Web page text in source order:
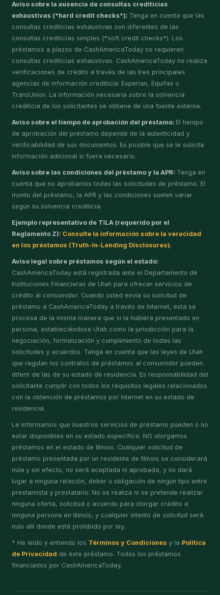
Aviso sobre la ausencia de consultas crediticias
exhaustivas (*hard credit checks*): Tenga en cuenta que las
consultas crediticias exhaustivas son diferentes de las
consultas crediticias simples (*soft credit checks*). Los
préstamos a plazos de CashAmericaToday no requieren
consultas crediticias exhaustivas. CashAmericaToday no realiza
verificaciones de crédito a través de las tres principales
agencias de información crediticia: Experian, Equifax o
TransUnion. La información necesaria sobre la solvencia
crediticia de los solicitantes se obtiene de una fuente externa.
Aviso sobre el tiempo de aprobación del préstamo: El tiempo
de aprobación del préstamo depende de la autenticidad y
verificabilidad de sus documentos. Es posible que se le solicite
información adicional si fuera necesario.
Aviso sobre las condiciones del préstamo y la APR: Tenga en
cuenta que no aprobamos todas las solicitudes de préstamo. El
monto del préstamo, la APR y las condiciones suelen variar
según su solvencia crediticia.
Ejemplo representativo de TILA (requerido por el
Reglamento Z): Consulte la información sobre la veracidad
en los préstamos (Truth-In-Lending Disclosures).
Aviso legal sobre préstamos según el estado:
CashAmericaToday está registrada ante el Departamento de
Instituciones Financieras de Utah para ofrecer servicios de
crédito al consumidor. Cuando usted envía su solicitud de
préstamo a CashAmericaToday a través de Internet, esta se
procesa de la misma manera que si la hubiera presentado en
persona, estableciéndose Utah como la jurisdicción para la
negociación, formalización y cumplimiento de todas las
solicitudes y acuerdos. Tenga en cuenta que las leyes de Utah
que regulan los contratos de préstamos al consumidor pueden
diferir de las de su estado de residencia. Es responsabilidad del
solicitante cumplir con todos los requisitos legales relacionados
con la obtención de préstamos por Internet en su estado de
residencia.
Le informamos que nuestros servicios de préstamo pueden o no
estar disponibles en su estado específico. NO otorgamos
préstamos en el estado de Illinois. Cualquier solicitud de
préstamo presentada por un residente de Illinois se considerará
nula y sin efecto, no será aceptada ni aprobada, y no dará
lugar a ninguna relación, deber u obligación de ningún tipo entre
prestamista y prestatario. No se realiza ni se pretende realizar
ninguna oferta, solicitud o acuerdo para otorgar crédito a
ninguna persona en Illinois, y cualquier intento de solicitud será
nulo allí donde esté prohibido por ley.
* He leído y entiendo los Términos y Condiciones y la Política
de Privacidad de este préstamo. Todos los préstamos
financiados por CashAmericaToday.